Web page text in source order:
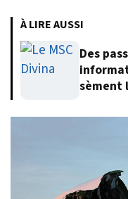
À LIRE AUSSI
Des
sèment